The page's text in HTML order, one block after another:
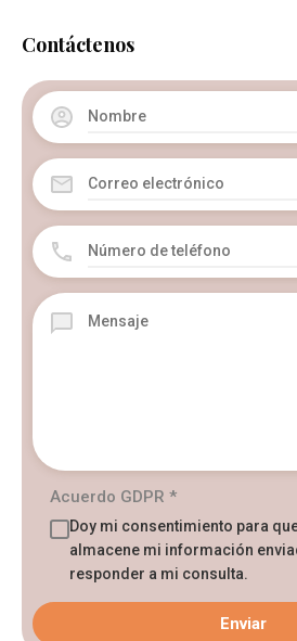
Contáctenos
Acuerdo GDPR *
Doy mi consentimiento para
almacene mi información
responder a mi consulta.